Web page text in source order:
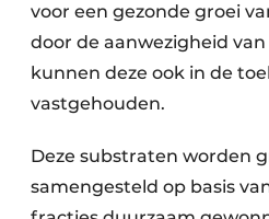
voor een gezonde groei
door de aanwezigheid
kunnen deze ook in de
vastgehouden.
Deze substraten worden
samengesteld op basis